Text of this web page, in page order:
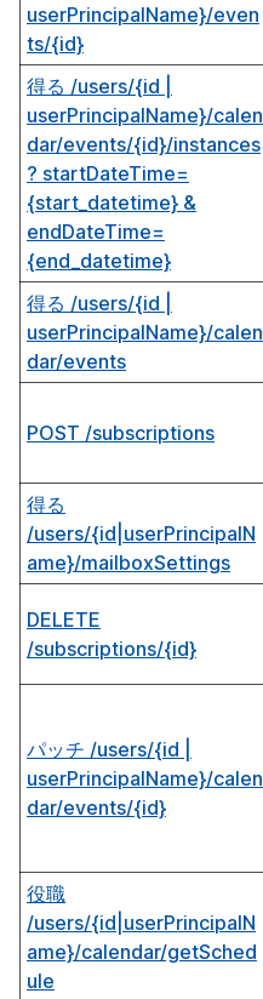
userPrincipalName}/even
ts/{id}
得る /users/{id |
userPrincipalName}/calen
dar/events/{id}/instances
? startDateTime=
{start_datetime} &
endDateTime=
{end_datetime}
得る /users/{id |
userPrincipalName}/calen
dar/events
POST /subscriptions
得る
/users/{id|userPrincipalN
ame}/mailboxSettings
DELETE
/subscriptions/{id}
パッチ /users/{id |
userPrincipalName}/calen
dar/events/{id}
役職
/users/{id|userPrincipalN
ame}/calendar/getSched
ule